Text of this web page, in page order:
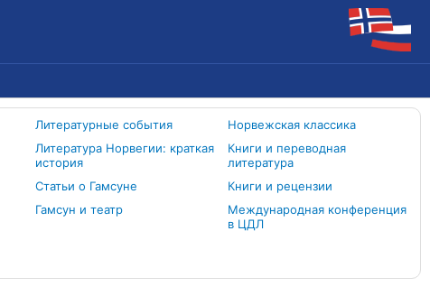
Литературные события
Норвежская классика
Литература Норвегии: краткая
история
Книги и переводная
литература
Статьи о Гамсуне
Книги и рецензии
Гамсун и театр
Международная конференция
в ЦДЛ